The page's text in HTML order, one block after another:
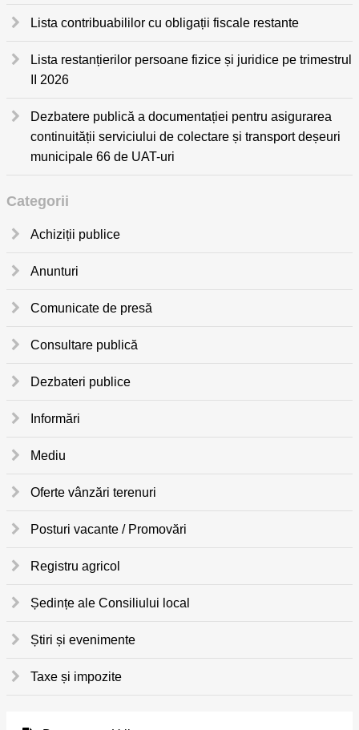
Lista contribuabililor cu obligații fiscale restante
Lista restanțierilor persoane fizice și juridice pe trimestrul
II 2026
Dezbatere publică a documentației pentru asigurarea
continuității serviciului de colectare și transport deșeuri
municipale 66 de UAT-uri
Categorii
Achiziții publice
Anunturi
Comunicate de presă
Consultare publică
Dezbateri publice
Informări
Mediu
Oferte vânzări terenuri
Posturi vacante / Promovări
Registru agricol
Ședințe ale Consiliului local
Știri și evenimente
Taxe și impozite